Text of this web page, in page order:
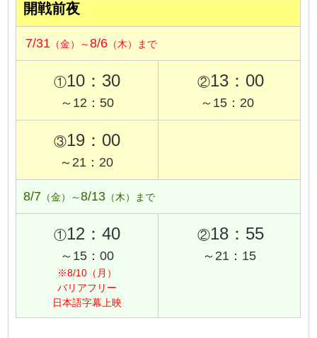
開戦前夜
7/31 （金）～8/6 （木）まで
①10：30
～12：50
②13：00
～15：20
③19：00
～21：20
8/7 （金）～8/13 （木）まで
①12：40
～15：00
※8/10（月）
バリアフリー
日本語字幕上映
②18：55
～21：15